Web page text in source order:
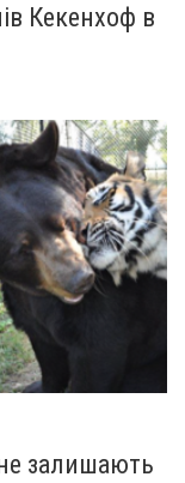
Кекенхоф в
не залишають